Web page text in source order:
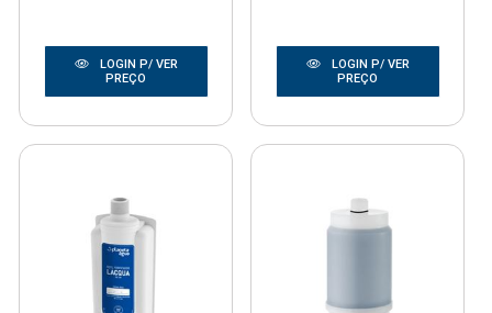
LOGIN P/ VER
PREÇO
LOGIN P/ VER
PREÇO